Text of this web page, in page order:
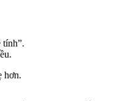
tính”.
hơn.